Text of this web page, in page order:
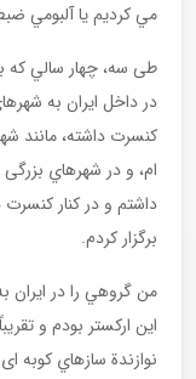
مي كرديم يا آلبومي
طی سه، چهار سالي كه
در داخل ايران به
كنسرت داشته، مانند
ام، و در شهرهاي
داشتم و در كنار
برگزار کردم.
من گروهي را در ايران
نوازندة سازهاي كوبه